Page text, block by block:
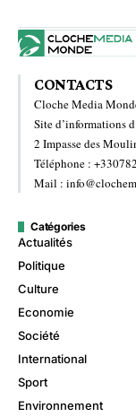
CONTACTS
Cloche Media
Site d’informations
2 Impasse des
Téléphone :
Mail :
Catégories
Actualités
Politique
Culture
Economie
Société
International
Sport
Environnement